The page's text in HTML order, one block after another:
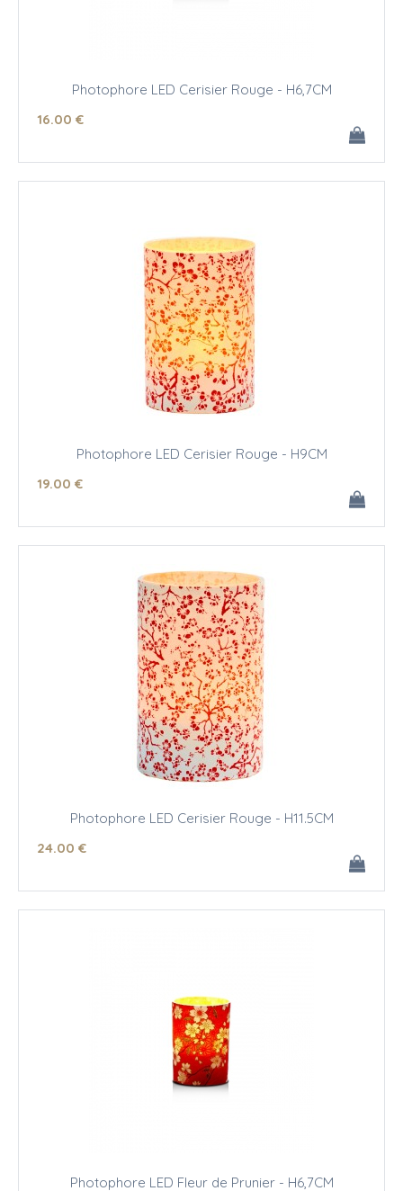
Photophore LED Cerisier Rouge - H6,7CM
16.00 €
Photophore LED Cerisier Rouge - H9CM
19.00 €
Photophore LED Cerisier Rouge - H11.5CM
24.00 €
Photophore LED Fleur de Prunier - H6,7CM